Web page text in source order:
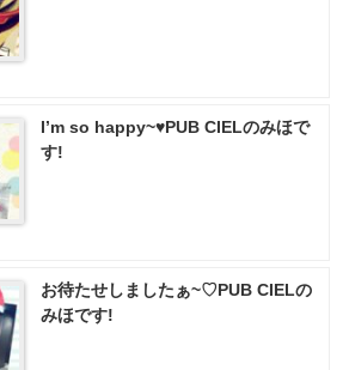
I’m so happy~♥PUB CIELのみほで
す!
お待たせしましたぁ~♡PUB CIELの
みほです!